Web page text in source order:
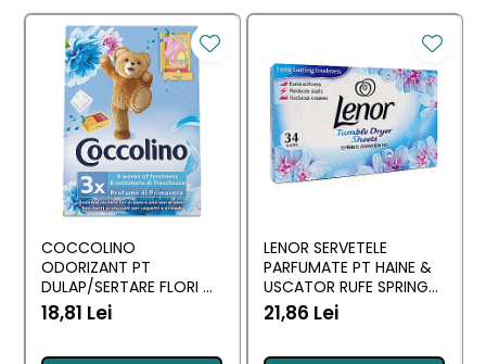
COCCOLINO
ODORIZANT PT
DULAP/SERTARE FLORI DI
PRIMAVERA 3 BUC
18,81 Lei
LENOR SERVETELE
PARFUMATE PT HAINE &
USCATOR RUFE SPRING
AWAKENING 34 BUC
21,86 Lei